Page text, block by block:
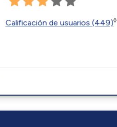
Calificación de usuarios (449)◊